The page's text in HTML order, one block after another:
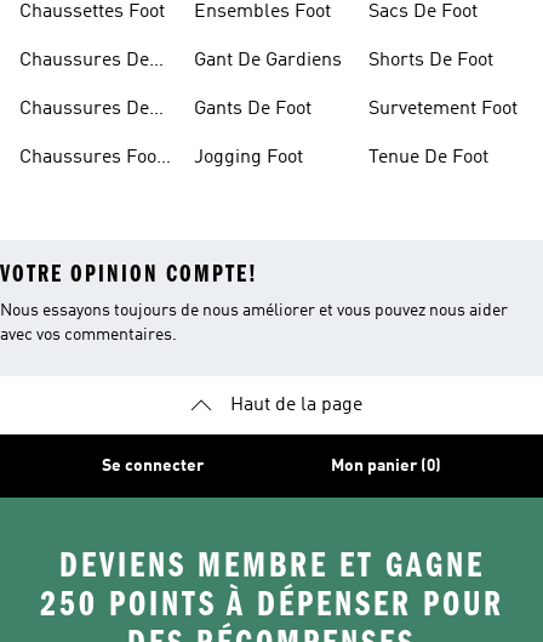
Chaussettes Foot
Chaussures De
Chaussures De
Chaussures Foot
Ensembles Foot
Gant De Gardiens
Gants De Foot
Jogging Foot
Sacs De Foot
Shorts De Foot
Survetement Foot
Tenue De Foot
VOTRE OPINION COMPTE!
Nous essayons toujours de nous améliorer et vous pouvez nous aider
avec vos commentaires.
Haut de la page
Se connecter Mon panier (0)
DEVIENS MEMBRE ET GAGNE
250 POINTS À DÉPENSER POUR